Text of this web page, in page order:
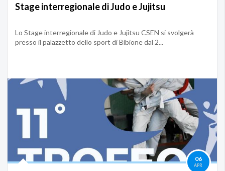
Stage interregionale di Judo e Jujitsu
Lo Stage interregionale di Judo e Jujitsu CSEN si svolgerà
presso il palazzetto dello sport di Bibione dal 2...
06
APR